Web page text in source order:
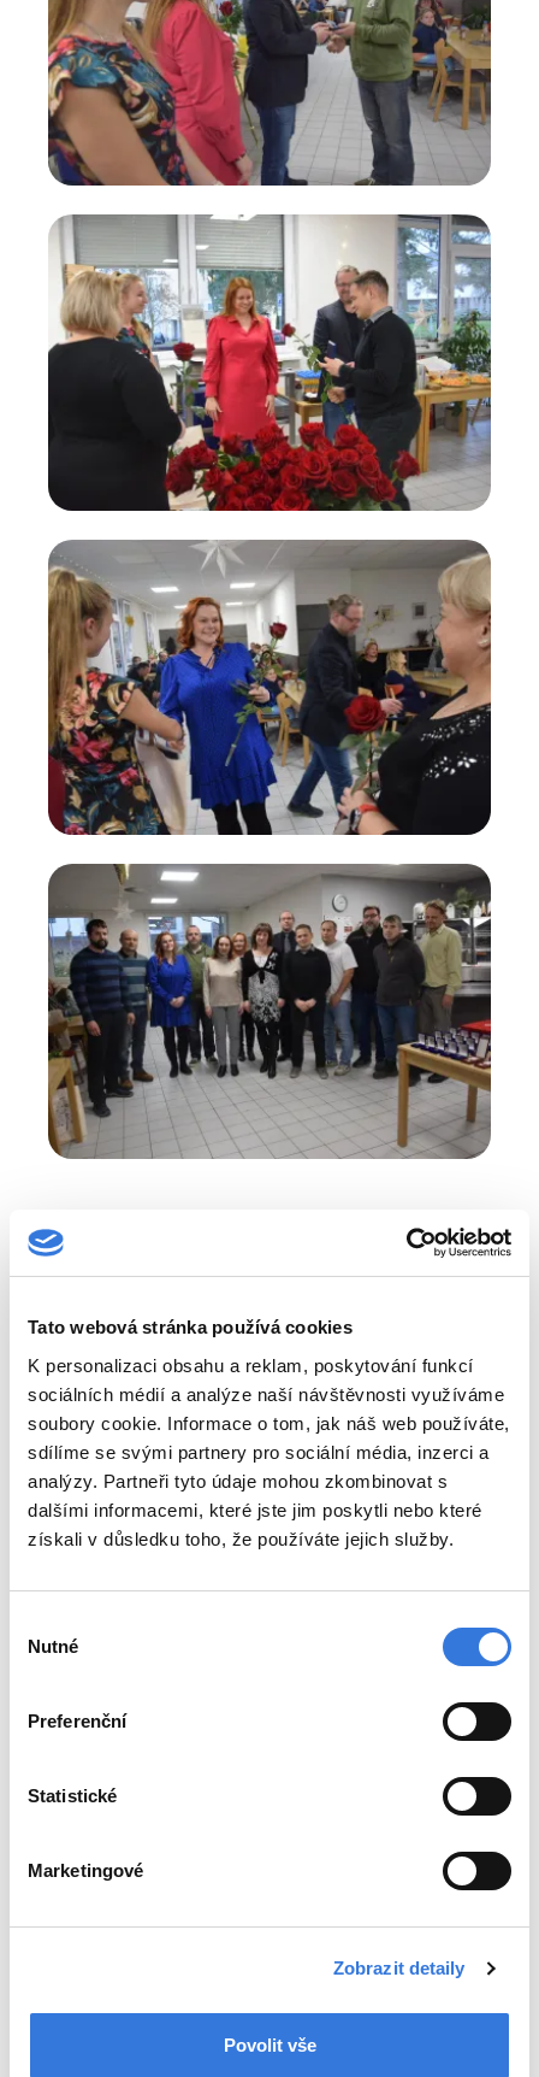
Tato webová stránka používá cookies
K personalizaci obsahu a reklam, poskytování funkcí
sociálních médií a analýze naší návštěvnosti využíváme
soubory cookie. Informace o tom, jak náš web používáte,
sdílíme se svými partnery pro sociální média, inzerci a
analýzy. Partneři tyto údaje mohou zkombinovat s
dalšími informacemi, které jste jim poskytli nebo které
získali v důsledku toho, že používáte jejich služby.
souhlasu
Nutné
Preferenční
Statistické
Marketingové
Zobrazit detaily
Povolit vše